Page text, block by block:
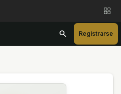
Registrarse